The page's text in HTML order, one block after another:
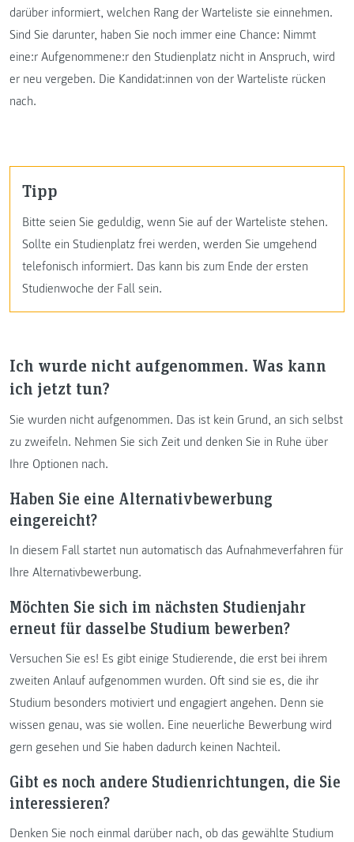
darüber informiert, welchen Rang der Warteliste sie einnehmen.
Sind Sie darunter, haben Sie noch immer eine Chance: Nimmt
eine:r Aufgenommene:r den Studienplatz nicht in Anspruch, wird
er neu vergeben. Die Kandidat:innen von der Warteliste rücken
nach.
Tipp
Bitte seien Sie geduldig, wenn Sie auf der Warteliste stehen.
Sollte ein Studienplatz frei werden, werden Sie umgehend
telefonisch informiert. Das kann bis zum Ende der ersten
Studienwoche der Fall sein.
Ich wurde nicht aufgenommen. Was kann
ich jetzt tun?
Sie wurden nicht aufgenommen. Das ist kein Grund, an sich selbst
zu zweifeln. Nehmen Sie sich Zeit und denken Sie in Ruhe über
Ihre Optionen nach.
Haben Sie eine Alternativbewerbung
eingereicht?
In diesem Fall startet nun automatisch das Aufnahmeverfahren für
Ihre Alternativbewerbung.
Möchten Sie sich im nächsten Studienjahr
erneut für dasselbe Studium bewerben?
Versuchen Sie es! Es gibt einige Studierende, die erst bei ihrem
zweiten Anlauf aufgenommen wurden. Oft sind sie es, die ihr
Studium besonders motiviert und engagiert angehen. Denn sie
wissen genau, was sie wollen. Eine neuerliche Bewerbung wird
gern gesehen und Sie haben dadurch keinen Nachteil.
Gibt es noch andere Studienrichtungen, die Sie
interessieren?
Denken Sie noch einmal darüber nach, ob das gewählte Studium